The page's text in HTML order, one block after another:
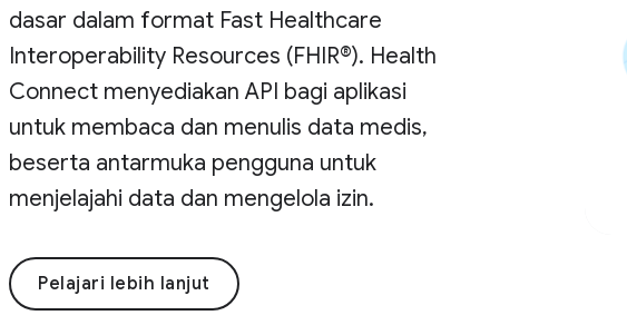
dasar dalam format Fast Healthcare
Interoperability Resources (FHIR®). Health
Connect menyediakan API bagi aplikasi
untuk membaca dan menulis data medis,
beserta antarmuka pengguna untuk
menjelajahi data dan mengelola izin.
Pelajari lebih lanjut